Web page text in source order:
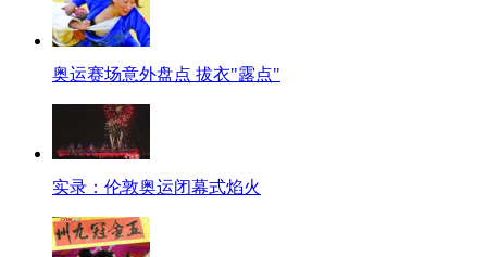
奥运赛场意外盘点 拔衣"露点"
实录：伦敦奥运闭幕式焰火